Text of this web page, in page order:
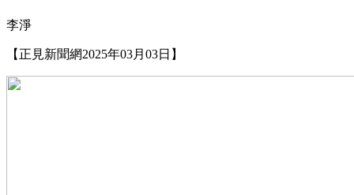
李淨
【正見新聞網2025年03月03日】